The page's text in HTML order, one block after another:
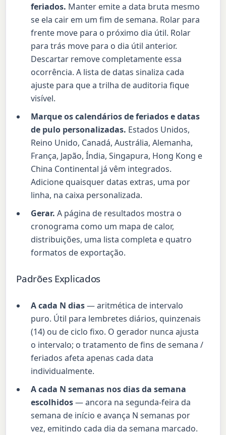
feriados. Manter emite a data bruta mesmo
se ela cair em um fim de semana. Rolar para
frente move para o próximo dia útil. Rolar
para trás move para o dia útil anterior.
Descartar remove completamente essa
ocorrência. A lista de datas sinaliza cada
ajuste para que a trilha de auditoria fique
visível.
Marque os calendários de feriados e datas
de pulo personalizadas. Estados Unidos,
Reino Unido, Canadá, Austrália, Alemanha,
França, Japão, Índia, Singapura, Hong Kong e
China Continental já vêm integrados.
Adicione quaisquer datas extras, uma por
linha, na caixa personalizada.
Gerar. A página de resultados mostra o
cronograma como um mapa de calor,
distribuições, uma lista completa e quatro
formatos de exportação.
Padrões Explicados
A cada N dias— aritmética de intervalo
puro. Útil para lembretes diários, quinzenais
(14) ou de ciclo fixo. O gerador nunca ajusta
o intervalo; o tratamento de fins de semana /
feriados afeta apenas cada data
individualmente.
A cada N semanas nos dias da semana
escolhidos— ancora na segunda-feira da
semana de início e avança N semanas por
vez, emitindo cada dia da semana marcado.